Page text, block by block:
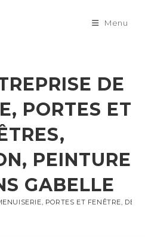
Menu
DE
PORTES ET
PEINTURE
GABELLE
PORTES ET FENÊTRE,